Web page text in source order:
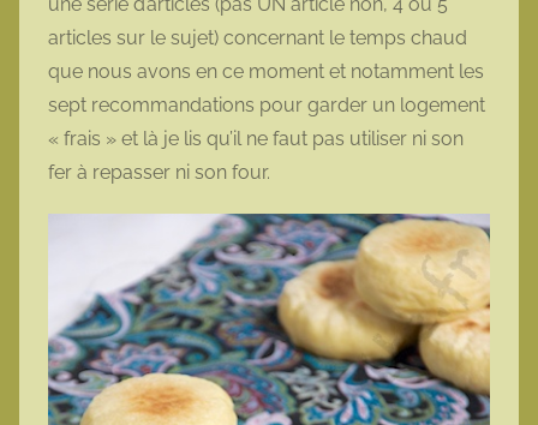
articles sur le sujet) concernant le temps chaud
que nous avons en ce moment et notamment les
sept recommandations pour garder un logement
« frais » et là je lis qu’il ne faut pas utiliser ni son
fer à repasser ni son four.